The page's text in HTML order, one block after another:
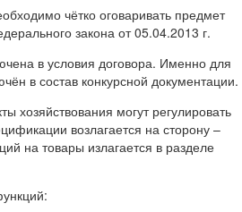
чётко оговаривать предмет
закона от 05.04.2013 г.
в условия договора. Именно для
в состав конкурсной документации.
хозяйствования могут регулировать
возлагается на сторону –
на товары излагается в разделе